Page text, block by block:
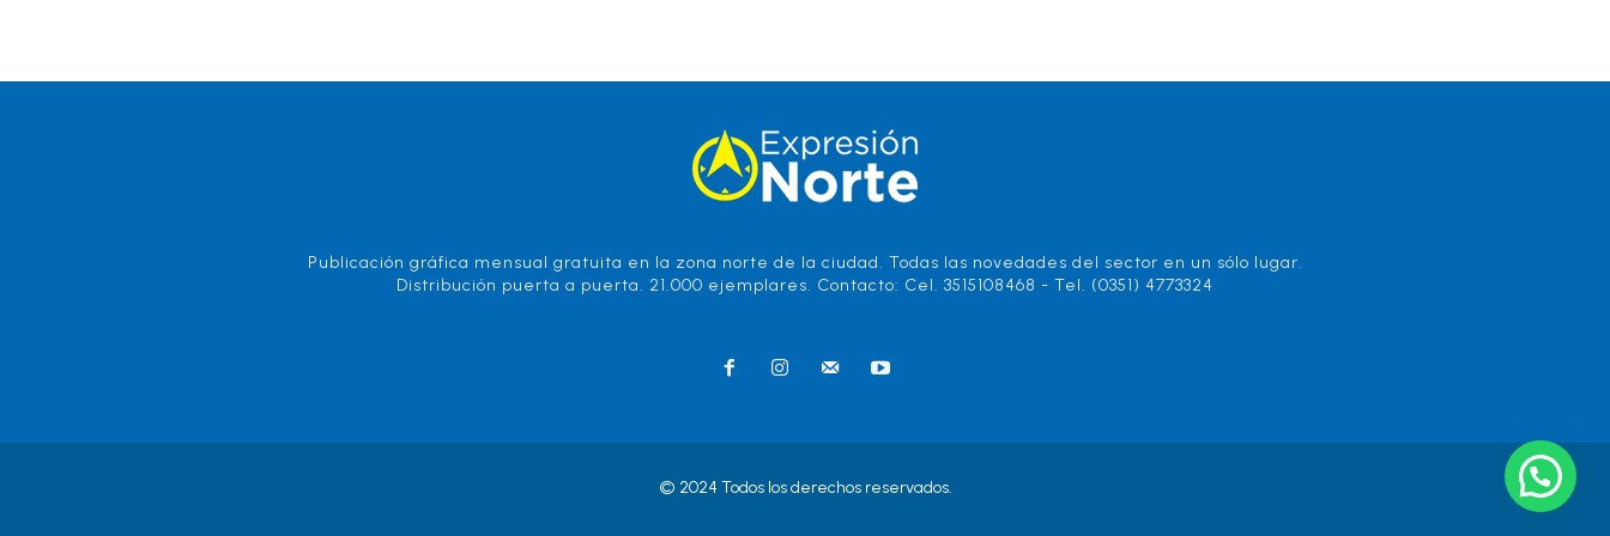
Publicación gráfica mensual gratuita en la zona norte de la ciudad. Todas las novedades del sector en un sólo lugar.
Distribución puerta a puerta. 21.000 ejemplares. Contacto: Cel. 3515108468 - Tel. (0351) 4773324
© 2024 Todos los derechos reservados.